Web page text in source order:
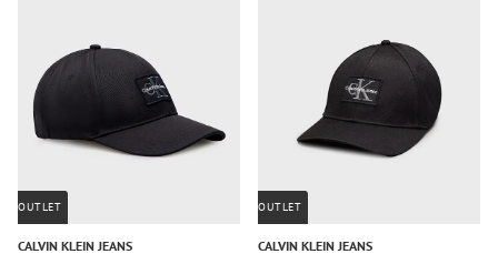
OUTLET
CALVIN KLEIN JEANS
OUTLET
CALVIN KLEIN JEANS